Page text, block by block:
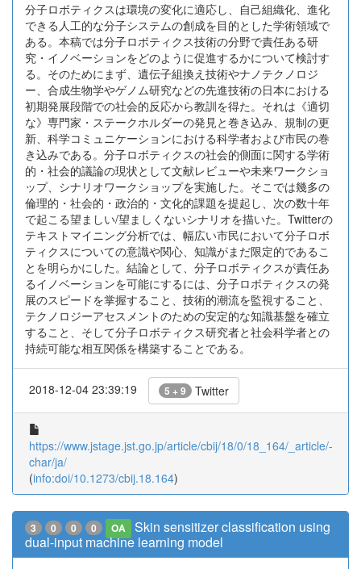
分子ロボティクスは環境の変化に適応し、自己組織化、進化
できる人工的な分子システムの創成を目的とした学術領域で
ある。本稿では分子ロボティクス技術の分野で責任ある研
究・イノベーションをどのように促進するかについて検討す
る。そのためにまず、遺伝子組換え技術やナノテクノロジ
ー、合成生物学やゲノム研究などの先進技術の日本における
初期発展段階での社会的反応から教訓を得た。それは《適切
な》専門家・ステークホルダーの発見と巻き込み、規制の更
新、科学コミュニケーションにおける科学者および市民の巻
き込みである。分子ロボティクスの社会的側面に関する学術
的・社会的議論の現状として文献レビューや未来ワークショ
ップ、シナリオワークショップを実施した。そこでは幾多の
倫理的・社会的・政治的・文化的課題を提起し、次の数十年
で起こる望ましい/望ましくないシナリオを描いた。Twitterの
テキストマイニング分析では、幅広い市民において分子ロボ
ティクスについての意識や関心、知識がまだ限定的であるこ
とを明らかにした。結論として、分子ロボティクスが責任あ
るイノベーションを可能にするには、分子ロボティクスの発
展のスピードを掌握すること、技術的潮流を監視すること、
テクノロジーアセスメントのための安定的な知識基盤を確立
すること、そして分子ロボティクス研究者と社会科学者との
持続可能な相互関係を構築することである。
2018-12-04 23:39:19 5 + 9 Twitter
https://www.jstage.jst.go.jp/article/cbij/18/0/18_164/_article/-
char/ja/
(info:doi/10.1273/cbij.18.164)
3 0 0 0 OA
Skin sensitizer classification using
dual-input machine learning model